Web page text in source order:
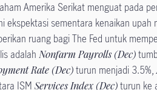
Amerika Serikat menguat pada
ekspektasi sementara kenaikan
ruang bagi The Fed untuk
adalahNonfarm Payrolls (Dec)
Rate (Dec)turun menjadi 3.5%,
ISMServices Index (Dec)turun ke